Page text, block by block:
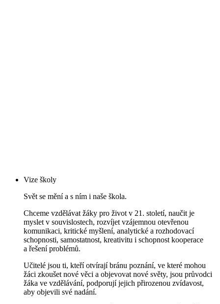
Vize školy
Svět se mění a s ním i naše škola.
Chceme vzdělávat žáky pro život v 21. století, naučit je
myslet v souvislostech, rozvíjet vzájemnou otevřenou
komunikaci, kritické myšlení, analytické a rozhodovací
schopnosti, samostatnost, kreativitu i schopnost kooperace
a řešení problémů.
Učitelé jsou ti, kteří otvírají bránu poznání, ve které mohou
žáci zkoušet nové věci a objevovat nové světy, jsou průvodci
žáka ve vzdělávání, podporují jejich přirozenou zvídavost,
aby objevili své nadání.